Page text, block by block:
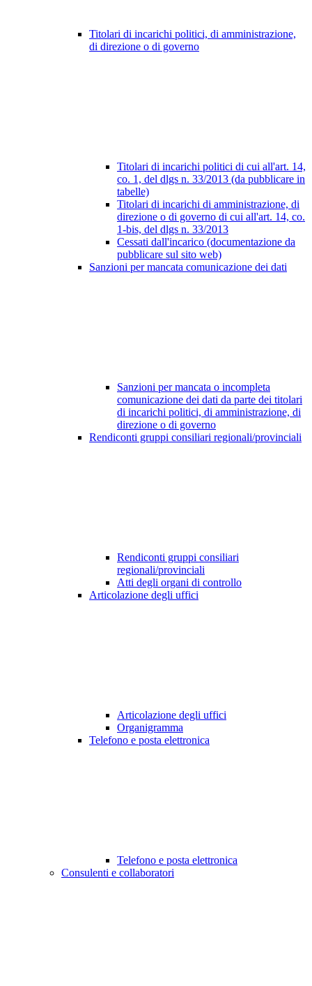
Titolari di incarichi politici, di amministrazione,
di direzione o di governo
Titolari di incarichi politici di cui all'art. 14,
co. 1, del dlgs n. 33/2013 (da pubblicare in
tabelle)
Titolari di incarichi di amministrazione, di
direzione o di governo di cui all'art. 14, co.
1-bis, del dlgs n. 33/2013
Cessati dall'incarico (documentazione da
pubblicare sul sito web)
Sanzioni per mancata comunicazione dei dati
Sanzioni per mancata o incompleta
comunicazione dei dati da parte dei titolari
di incarichi politici, di amministrazione, di
direzione o di governo
Rendiconti gruppi consiliari regionali/provinciali
Rendiconti gruppi consiliari
regionali/provinciali
Atti degli organi di controllo
Articolazione degli uffici
Articolazione degli uffici
Organigramma
Telefono e posta elettronica
Telefono e posta elettronica
Consulenti e collaboratori